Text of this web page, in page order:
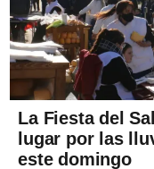
La Fiesta del
lugar por las
este domingo